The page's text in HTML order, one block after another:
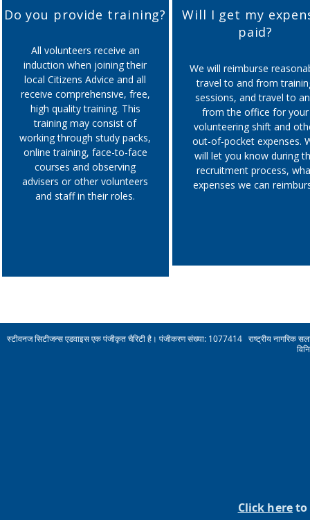
developing new skills such as
analytical skills, IT etc.
improving self esteem,
confidence and wellbeing
meeting new people from a
range of backgrounds
making friends
Do you provide training?
All volunteers receive an
induction when joining their
local Citizens Advice and all
receive comprehensive, free,
high quality training. This
training may consist of
working through study packs,
online training, face-to-face
courses and observing
advisers or other volunteers
and staff in their roles.
Will I get my
paid?
We will reimburse
travel to and from
sessions, and travel to
from the office for your
volunteering shift and
out-of-pocket expenses.
will let you know during
recruitment process,
expenses we can
स्टीवनज सिटीजन्स एडवाइस एक पंजीकृत चैरिटी है। पंजीकरण संख्या: 1077414 राष्ट्रीय नागरिक
Click hereto